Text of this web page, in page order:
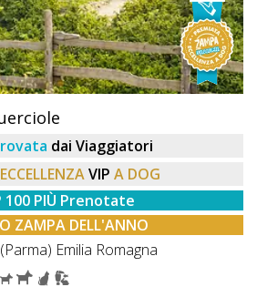
dai Viaggiatori
ECCELLENZA VIP A DOG
100 PIÙ Prenotate
ZAMPA DELL'ANNO
Emilia Romagna